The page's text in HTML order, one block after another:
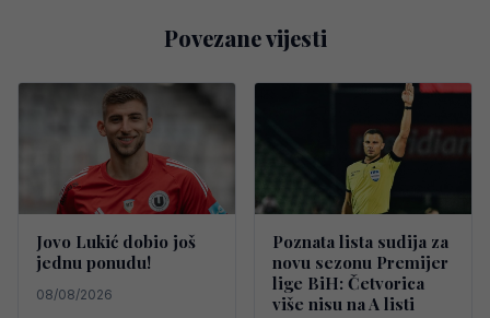
Povezane vijesti
Jovo Lukić dobio još
jednu ponudu!
08/08/2026
Poznata lista sudija za
novu sezonu Premijer
lige BiH: Četvorica
više nisu na A listi